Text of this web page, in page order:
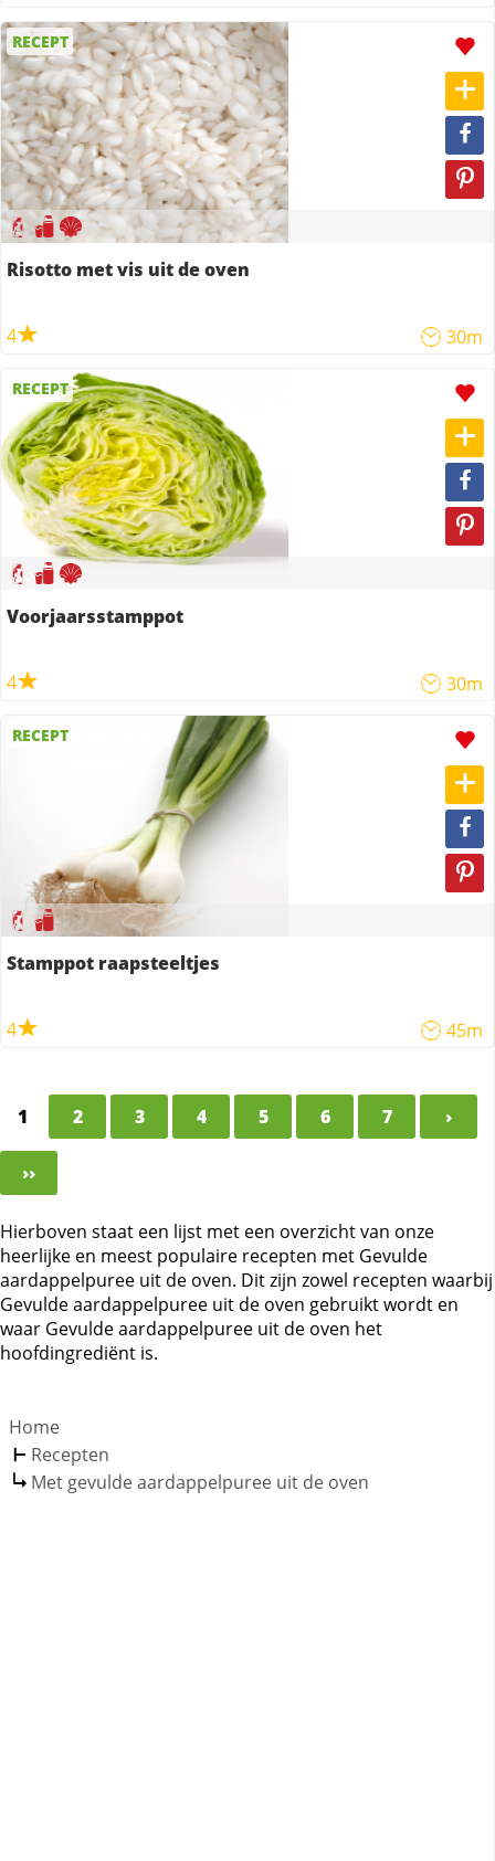
RECEPT
Risotto met vis uit de oven
4 30m
RECEPT
Voorjaarsstamppot
4 30m
RECEPT
Stamppot raapsteeltjes
4 45m
1 2 3 4 5 6 7 ›
››
Hierboven staat een lijst met een overzicht van onze
heerlijke en meest populaire recepten met Gevulde
aardappelpuree uit de oven. Dit zijn zowel recepten waarbij
Gevulde aardappelpuree uit de oven gebruikt wordt en
waar Gevulde aardappelpuree uit de oven het
hoofdingrediënt is.
Home
Recepten
Met gevulde aardappelpuree uit de oven